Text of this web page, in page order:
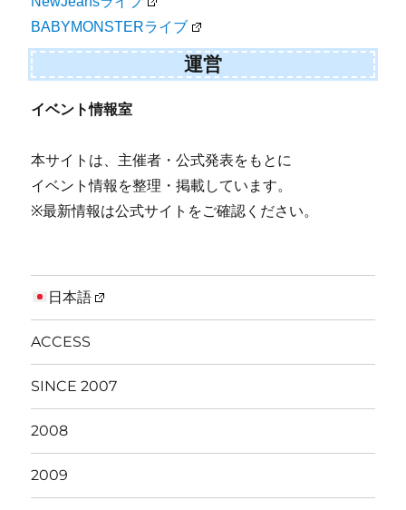
BABYMONSTERライブ
運営
イベント情報室
本サイトは、主催者・公式発表をもとに
イベント情報を整理・掲載しています。
※最新情報は公式サイトをご確認ください。
日本語
ACCESS
SINCE 2007
2008
2009